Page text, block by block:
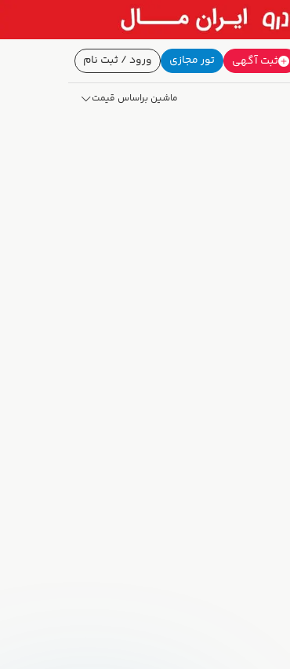
ثبت آگهی تور مجازی ورود / ثبت نام
ماشین براساس قیمت